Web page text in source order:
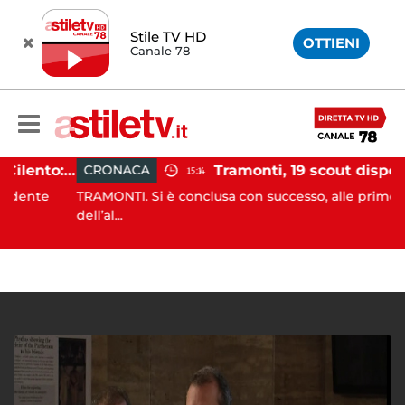
Stile TV HD
Canale 78 OTTIENI
Incidente agricolo nel Cilento: trattore si ribalta, muore 71enne CRONACA 15:14
TRAMONTI. Si è conclusa con successo, alle prime luci
dell’al...